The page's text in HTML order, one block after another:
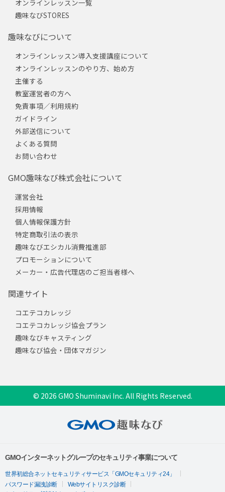
オンラインレッスン一覧
趣味なびSTORES
趣味なびについて
オンラインレッスン導入支援講座について
オンラインレッスンのやり方、始め方
主催する
教室運営者の方へ
免責事項／利用規約
ガイドライン
外部送信について
よくある質問
お問い合わせ
GMO趣味なび株式会社について
運営会社
採用情報
個人情報保護方針
特定商取引法の表示
趣味なびエシカル消費推進部
プロモーションについて
メーカー・広告代理店のご担当者様へ
関連サイト
コエテコカレッジ
コエテコカレッジ協会プラン
趣味なびキャスティング
趣味なび協会・団体マガジン
© 2026 GMO Shuminavi Inc. All Rights Reserved.